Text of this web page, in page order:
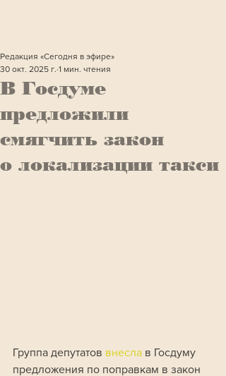
В Госдуме
предложили
смягчить закон
о локализации такси
Редакция «Сегодня в эфире»
30 окт. 2025 г. 1 мин. чтения
Группа депутатов внесла в Госдуму
предложения по поправкам в закон